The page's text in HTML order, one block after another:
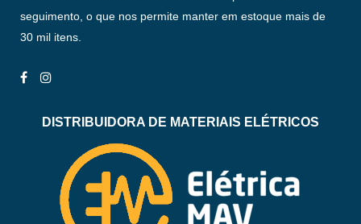
seguimento, o que nos permite manter em estoque mais de
30 mil itens.
DISTRIBUIDORA DE MATERIAIS ELÉTRICOS